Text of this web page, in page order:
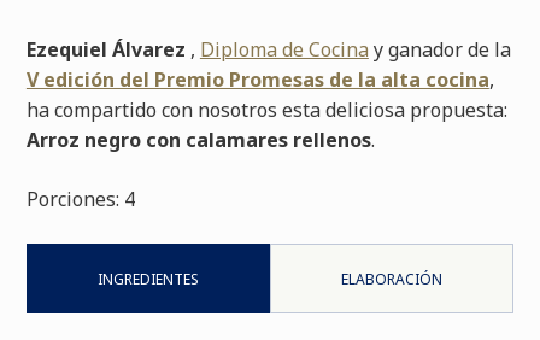
Ezequiel Álvarez , Diploma de Cocina y ganador de la
V edición del Premio Promesas de la alta cocina,
ha compartido con nosotros esta deliciosa propuesta:
Arroz negro con calamares rellenos.
Porciones: 4
INGREDIENTES ELABORACIÓN